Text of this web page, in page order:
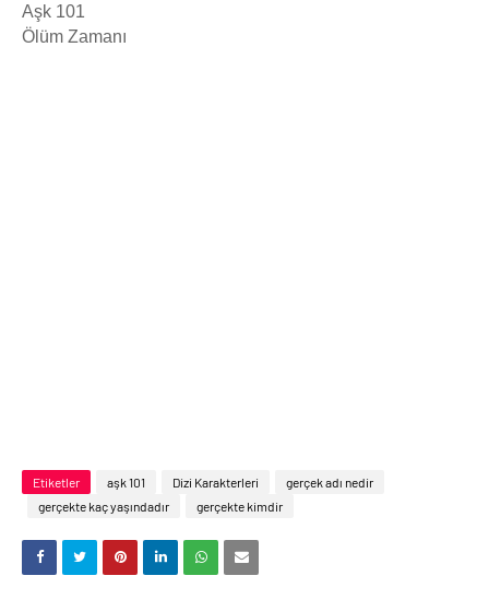
Aşk 101
Ölüm Zamanı
Etiketler aşk 101 Dizi Karakterleri
gerçek adı nedir
gerçekte kaç yaşındadır
gerçekte kimdir